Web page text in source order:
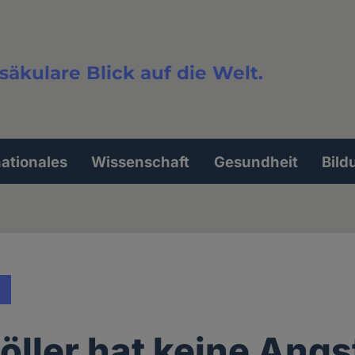
Blick auf die Welt.
Wissenschaft Gesundheit